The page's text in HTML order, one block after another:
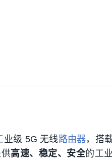
业级 5G 无线路由器，搭
高速、稳定、安全的工